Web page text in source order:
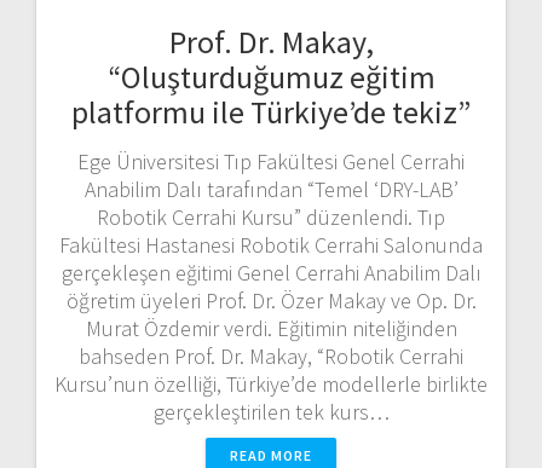
Prof. Dr. Makay,
“Oluşturduğumuz eğitim
platformu ile Türkiye’de tekiz”
Ege Üniversitesi Tıp Fakültesi Genel Cerrahi
Anabilim Dalı tarafından “Temel ‘DRY-LAB’
Robotik Cerrahi Kursu” düzenlendi. Tıp
Fakültesi Hastanesi Robotik Cerrahi Salonunda
gerçekleşen eğitimi Genel Cerrahi Anabilim Dalı
öğretim üyeleri Prof. Dr. Özer Makay ve Op. Dr.
Murat Özdemir verdi. Eğitimin niteliğinden
bahseden Prof. Dr. Makay, “Robotik Cerrahi
Kursu’nun özelliği, Türkiye’de modellerle birlikte
gerçekleştirilen tek kurs…
READ MORE